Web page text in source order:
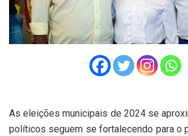
As eleições municipais de 2024 se
políticos seguem se fortalecendo para o